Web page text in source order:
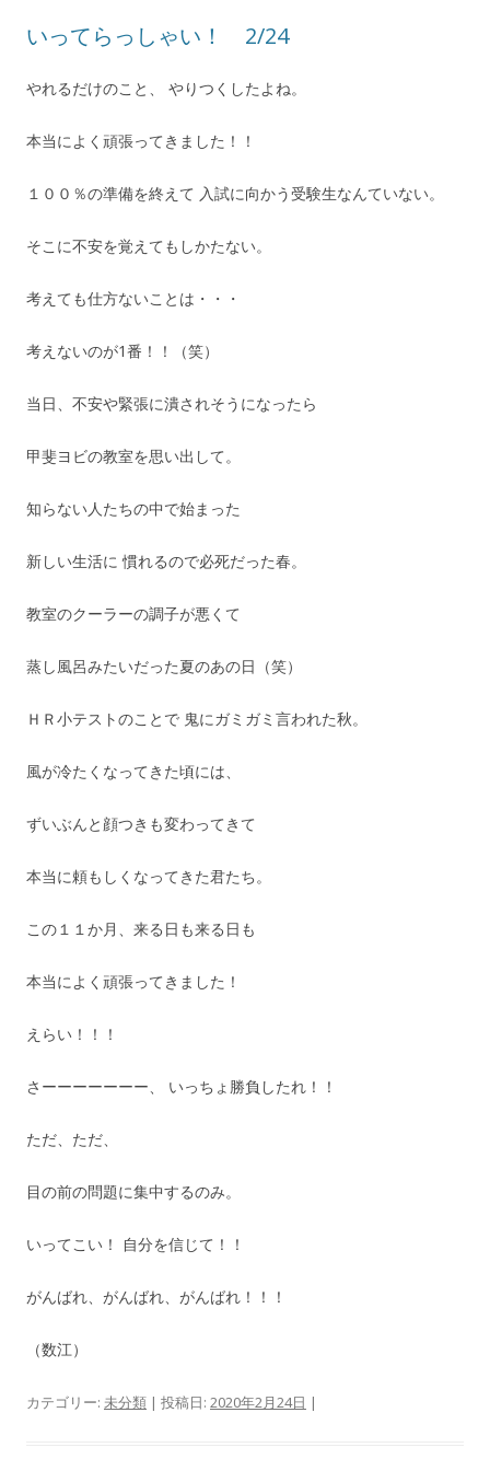
いってらっしゃい！ 2/24
やれるだけのこと、 やりつくしたよね。
本当によく頑張ってきました！！
１００％の準備を終えて 入試に向かう受験生なんていない。
そこに不安を覚えてもしかたない。
考えても仕方ないことは・・・
考えないのが1番！！（笑）
当日、不安や緊張に潰されそうになったら
甲斐ヨビの教室を思い出して。
知らない人たちの中で始まった
新しい生活に 慣れるので必死だった春。
教室のクーラーの調子が悪くて
蒸し風呂みたいだった夏のあの日（笑）
ＨＲ小テストのことで 鬼にガミガミ言われた秋。
風が冷たくなってきた頃には、
ずいぶんと顔つきも変わってきて
本当に頼もしくなってきた君たち。
この１１か月、来る日も来る日も
本当によく頑張ってきました！
えらい！！！
さーーーーーーー、 いっちょ勝負したれ！！
ただ、ただ、
目の前の問題に集中するのみ。
いってこい！ 自分を信じて！！
がんばれ、がんばれ、がんばれ！！！
（数江）
カテゴリー: 未分類 | 投稿日: 2020年2月24日 |